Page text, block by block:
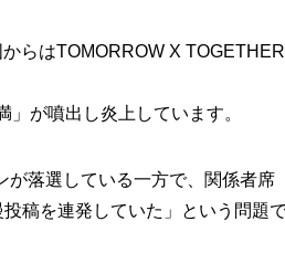
らはTOMORROW X
が噴出し炎上しています。
落選している一方で、関係者
稿を連発していた」という問題で